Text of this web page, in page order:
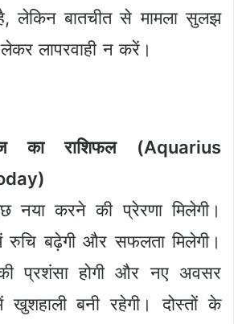
लेकिन बातचीत से मामला सुलझ
लापरवाही न करें।
का राशिफल (Aquarius
करने की प्रेरणा मिलेगी।
रुचि बढ़ेगी और सफलता मिलेगी।
प्रशंसा होगी और नए अवसर
खुशहाली बनी रहेगी। दोस्तों के